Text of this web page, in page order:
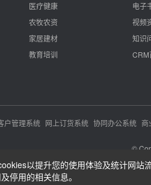
医疗健康
农牧农资
家居建材
教育培训
电子
视频
知识
CRM
户管理系统 网上订货系统 协同办公系统 商
©
以提升您的使用体验及统计网站
停用的相关信息。